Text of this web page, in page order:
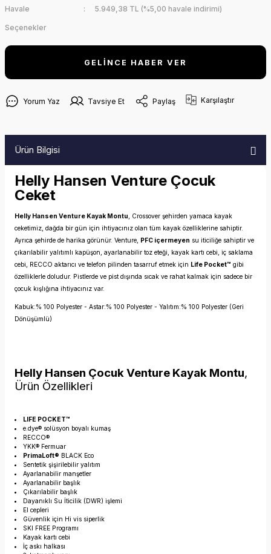
Havale
5.949,38 TL (%5,00 havale indirimi)
Seçenekler
GELİNCE HABER VER
Yorum Yaz Tavsiye Et Paylaş Karşılaştır
Ürün Bilgisi
Helly Hansen Venture Çocuk
Ceket
Helly Hansen Venture Kayak Montu , Crossover şehirden yamaca kayak
ceketimiz, dağda bir gün için ihtiyacınız olan tüm kayak özelliklerine sahiptir.
Ayrıca şehirde de harika görünür. Venture, PFC içermeyen su iticiliğe sahiptir ve
çıkarılabilir yalıtımlı kapüşon, ayarlanabilir toz eteği, kayak kartı cebi, iç saklama
cebi, RECCO aktarıcı ve telefon pilinden tasarruf etmek için Life Pocket™ gibi
özelliklerle doludur. Pistlerde ve pist dışında sıcak ve rahat kalmak için sadece bir
çocuk kışlığına ihtiyacınız var.
Kabuk:% 100 Polyester - Astar:% 100 Polyester - Yalıtım:% 100 Polyester (Geri
Dönüşümlü)
Helly Hansen Çocuk Venture Kayak Montu,
Ürün Özellikleri
LIFE POCKET™
e.dye® solüsyon boyalı kumaş
RECCO®
YKK® Fermuar
PrimaLoft® BLACK Eco
Sentetik şişirilebilir yalıtım
Ayarlanabilir manşetler
Ayarlanabilir başlık
Çıkarılabilir başlık
Dayanıklı Su İticilik (DWR) işlemi
El cepleri
Güvenlik için Hi vis siperlik
SKI FREE Programı
Kayak kartı cebi
İç askı halkası